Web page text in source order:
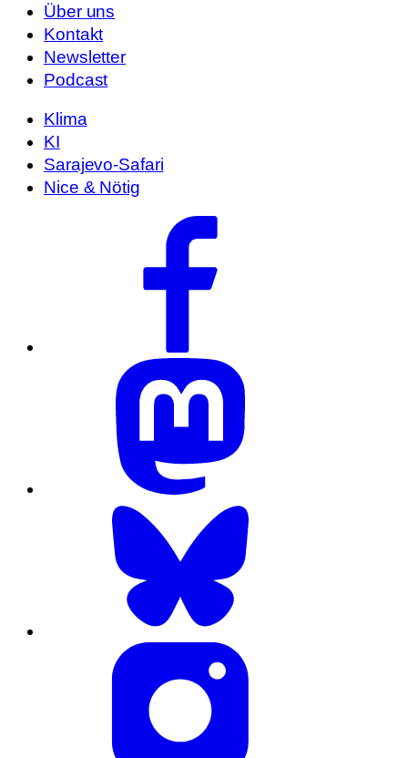
Über uns
Kontakt
Newsletter
Podcast
Klima
KI
Sarajevo-Safari
Nice & Nötig